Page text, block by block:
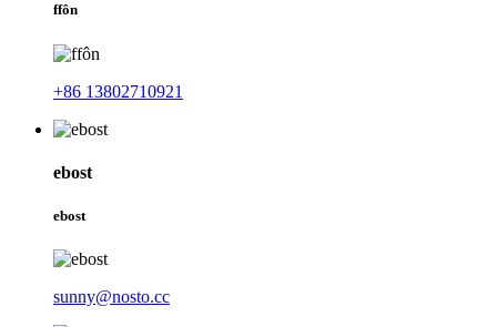
ffôn
+86 13802710921
ebost
ebost
sunny@nosto.cc